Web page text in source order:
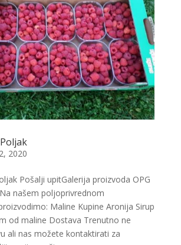
2020
Pošalji upitGalerija proizvoda OPG
našem poljoprivrednom
Maline Kupine Aronija Sirup
od maline Dostava Trenutno ne
ali nas možete kontaktirati za